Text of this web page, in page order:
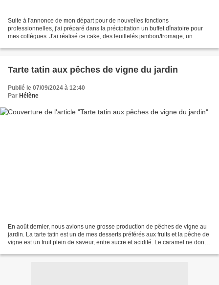
Suite à l'annonce de mon départ pour de nouvelles fonctions
professionnelles, j'ai préparé dans la précipitation un buffet dînatoire pour
mes collègues. J'ai réalisé ce cake, des feuilletés jambon/fromage, un
Tarte tatin aux pêches de vigne du jardin
Publié le 07/09/2024 à 12:40
Par Hélène
En août dernier, nous avions une grosse production de pêches de vigne au
jardin. La tarte tatin est un de mes desserts préférés aux fruits et la pêche de
vigne est un fruit plein de saveur, entre sucre et acidité. Le caramel ne donne